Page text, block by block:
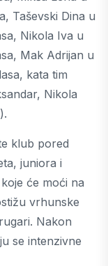
Taševski Dina u
Nikola Iva u
Mak Adrijan u
kata tim
Nikola
klub pored
juniora i
će moći na
vrhunske
Nakon
se intenzivne